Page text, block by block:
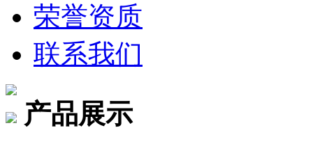
荣誉资质
联系我们
产品展示